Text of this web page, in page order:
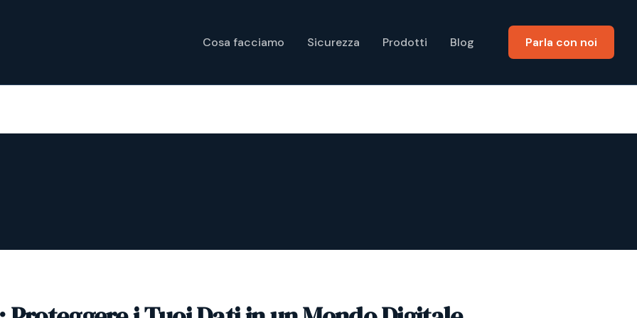
Cosa facciamo Sicurezza Prodotti Blog Parla con noi